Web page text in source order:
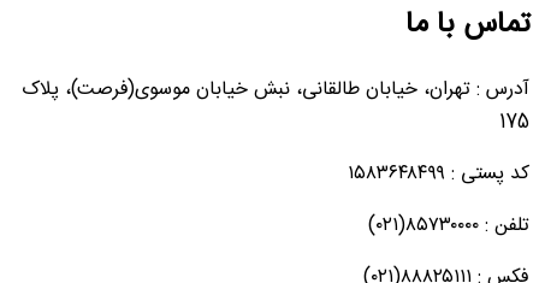
تماس با ما
آدرس : تهران، خیابان طالقانی، نبش خیابان موسوی(فرصت)، پلاک
175
کد پستی : ۱۵۸۳۶۴۸۴۹۹
تلفن : ۸۵۷۳۰۰۰۰(۰۲۱)